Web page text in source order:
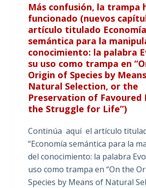
Más confusión, la trampa
funcionado (nuevos
artículo titulado Economía
semántica para la
conocimiento: la palabra
su uso como trampa en
Origin of Species by
Natural Selection, or the
Preservation of Favoured
the Struggle for Life”)
Continúa aquí el artículo
“Economía semántica para la
del conocimiento: la palabra
uso como trampa en “On the
Species by Means of Natural